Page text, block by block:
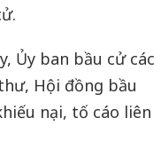
Ủy ban bầu cử các
Hội đồng bầu
nại, tố cáo liên